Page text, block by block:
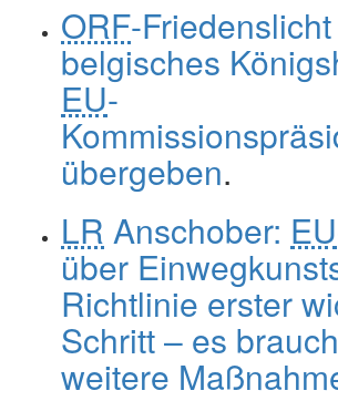
ORF-
belgisches
EU-
übergeben.
LR Anschober: EU
über
Richtlinie erster
Schritt – es
weitere